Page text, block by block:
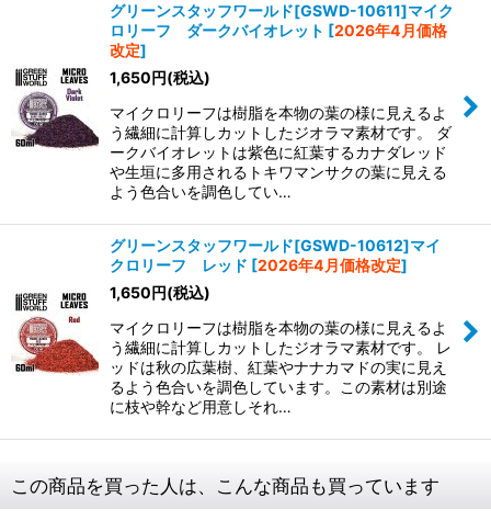
グリーンスタッフワールド[GSWD-10611]マイク
ロリーフ ダークバイオレット [2026年4月価格
改定]
1,650円(税込)
マイクロリーフは樹脂を本物の葉の様に見えるよ
う繊細に計算しカットしたジオラマ素材です。 ダ
ークバイオレットは紫色に紅葉するカナダレッド
や生垣に多用されるトキワマンサクの葉に見える
よう色合いを調色してい…
グリーンスタッフワールド[GSWD-10612]マイ
クロリーフ レッド [2026年4月価格改定]
1,650円(税込)
マイクロリーフは樹脂を本物の葉の様に見えるよ
う繊細に計算しカットしたジオラマ素材です。 レ
ッドは秋の広葉樹、紅葉やナナカマドの実に見え
るよう色合いを調色しています。この素材は別途
に枝や幹など用意しそれ…
この商品を買った人は、こんな商品も買っています